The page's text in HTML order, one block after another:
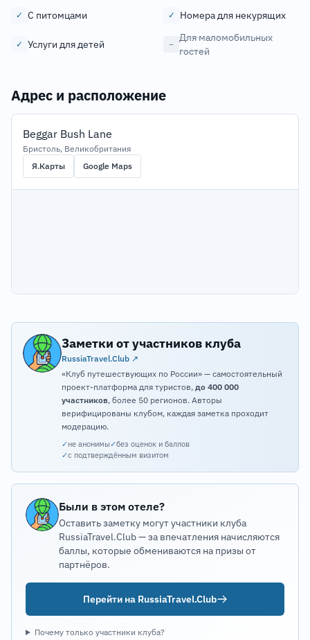
✓ С питомцами ✓ Номера для некурящих
✓ Услуги для детей −
Для маломобильных
гостей
Адрес и расположение
Beggar Bush Lane
Бристоль, Великобритания
Я.Карты
Google Maps
Заметки от участников клуба
RussiaTravel.Club ↗
«Клуб путешествующих по России» — самостоятельный
проект-платформа для туристов, до 400 000
участников, более 50 регионов. Авторы
верифицированы клубом, каждая заметка проходит
модерацию.
✓не анонимы✓без оценок и баллов
✓с подтверждённым визитом
Были в этом отеле?
Оставить заметку могут участники клуба
RussiaTravel.Club — за впечатления начисляются
баллы, которые обмениваются на призы от
партнёров.
Перейти на RussiaTravel.Club
Почему только участники клуба?